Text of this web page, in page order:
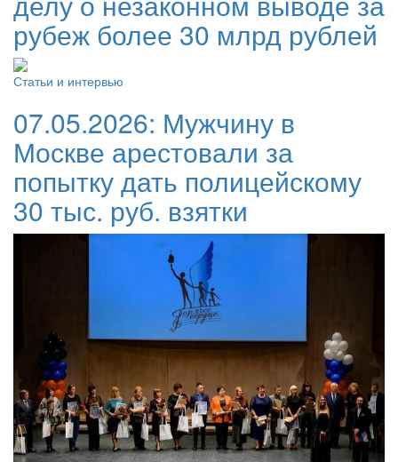
рубеж более 30 млрд рублей
Статьи и интервью
07.05.2026: Мужчину в
Москве арестовали за
попытку дать полицейскому
30 тыс. руб. взятки